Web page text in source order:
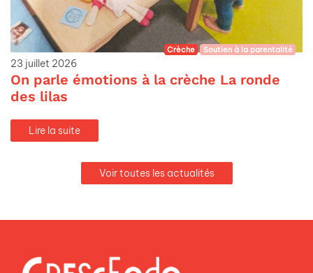
Crèche Soutien à la parentalité
23 juillet 2026
On parle émotions à la crèche La ronde
des lilas
Lire la suite
Voir toutes les actualités